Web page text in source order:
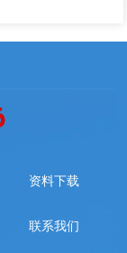
资料下载
联系我们